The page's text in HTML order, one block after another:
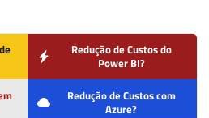
Redução de Custos do
Power BI?
Redução de Custos com
Azure?